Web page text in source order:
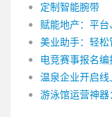
定制智能腕带
赋能地产：平
美业助手：轻松
电竞赛事报名
温泉企业开启
游泳馆运营神